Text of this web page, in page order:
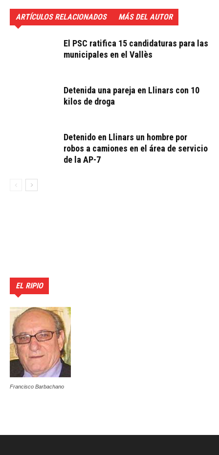
ARTÍCULOS RELACIONADOS MÁS DEL AUTOR
El PSC ratifica 15 candidaturas para las
municipales en el Vallès
Detenida una pareja en Llinars con 10
kilos de droga
Detenido en Llinars un hombre por
robos a camiones en el área de servicio
de la AP-7
EL RIPIO
Francisco Barbachano